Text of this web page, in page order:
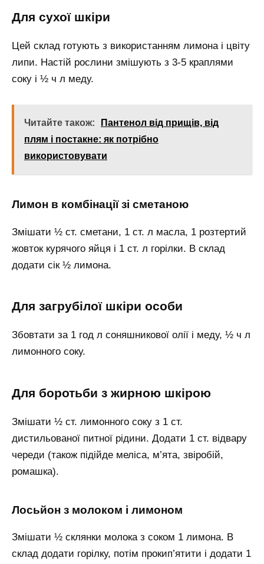
Для сухої шкіри
Цей склад готують з використанням лимона і цвіту
липи. Настій рослини змішують з 3-5 краплями
соку і ½ ч л меду.
Читайте також:
Пантенол від прищів, від
плям і постакне: як потрібно
використовувати
Лимон в комбінації зі сметаною
Змішати ½ ст. сметани, 1 ст. л масла, 1 розтертий
жовток курячого яйця і 1 ст. л горілки. В склад
додати сік ½ лимона.
Для загрубілої шкіри особи
Збовтати за 1 год л соняшникової олії і меду, ½ ч л
лимонного соку.
Для боротьби з жирною шкірою
Змішати ½ ст. лимонного соку з 1 ст.
дистильованої питної рідини. Додати 1 ст. відвару
череди (також підійде меліса, м’ята, звіробій,
ромашка).
Лосьйон з молоком і лимоном
Змішати ½ склянки молока з соком 1 лимона. В
склад додати горілку, потім прокип’ятити і додати 1